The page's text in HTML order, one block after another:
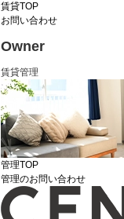
賃貸TOP
お問い合わせ
Owner
賃貸管理
管理TOP
管理のお問い合わせ